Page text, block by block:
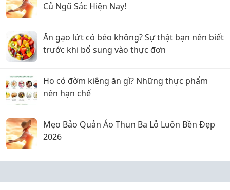
Củ Ngũ Sắc Hiện Nay!
Ăn gạo lứt có béo không? Sự thật bạn nên biết
trước khi bổ sung vào thực đơn
Ho có đờm kiêng ăn gì? Những thực phẩm
nên hạn chế
Mẹo Bảo Quản Áo Thun Ba Lỗ Luôn Bền Đẹp
2026